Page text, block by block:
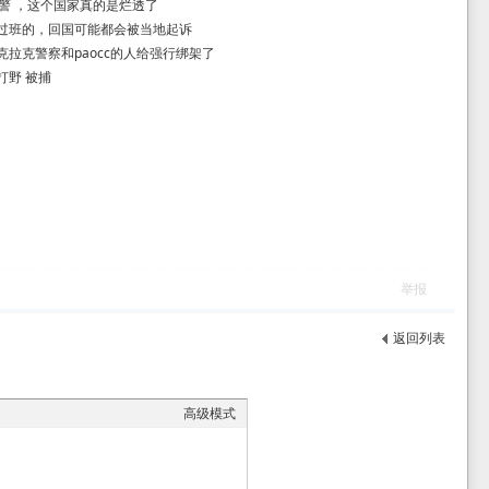
，这个国家真的是烂透了
班的，回国可能都会被当地起诉
拉克警察和paocc的人给强行绑架了
野 被捕
举报
返回列表
高级模式